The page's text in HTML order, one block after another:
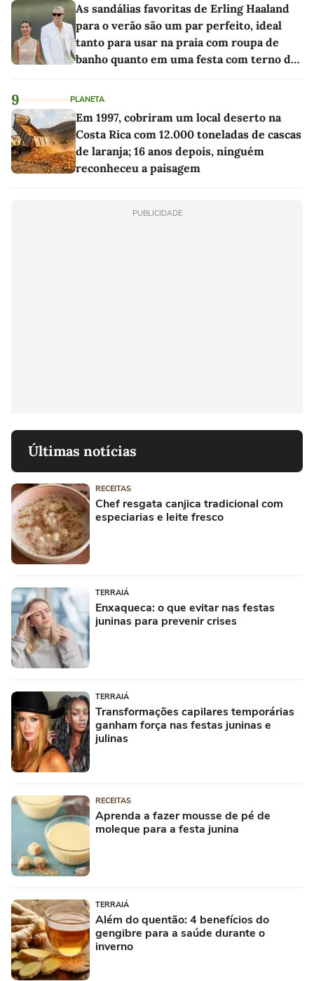
As sandálias favoritas de Erling Haaland
para o verão são um par perfeito, ideal
tanto para usar na praia com roupa de
banho quanto em uma festa com terno de
9 PLANETA
Em 1997, cobriram um local deserto na
Costa Rica com 12.000 toneladas de cascas
de laranja; 16 anos depois, ninguém
reconheceu a paisagem
PUBLICIDADE
Últimas notícias
RECEITAS
Chef resgata canjica tradicional com
especiarias e leite fresco
TERRAIÁ
Enxaqueca: o que evitar nas festas
juninas para prevenir crises
TERRAIÁ
Transformações capilares temporárias
ganham força nas festas juninas e
julinas
RECEITAS
Aprenda a fazer mousse de pé de
moleque para a festa junina
TERRAIÁ
Além do quentão: 4 benefícios do
gengibre para a saúde durante o
inverno